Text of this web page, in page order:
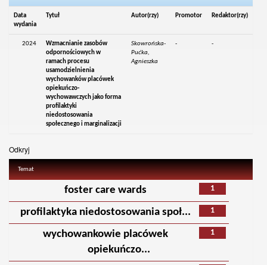
Data
wydania
Tytuł Autor(rzy) Promotor Redaktor(rzy)
2024
Wzmacnianie zasobów
odpornościowych w
ramach procesu
usamodzielnienia
wychowanków placówek
opiekuńczo-
wychowawczych jako forma
profilaktyki
niedostosowania
społecznego i marginalizacji
Skowrońska-
Pućka,
Agnieszka
- -
Odkryj
Temat
1
foster care wards
1
profilaktyka niedostosowania społ...
1
wychowankowie placówek
opiekuńczo...